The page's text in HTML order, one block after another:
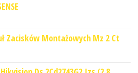
Zacisków Montażowych Mz 2 Ct